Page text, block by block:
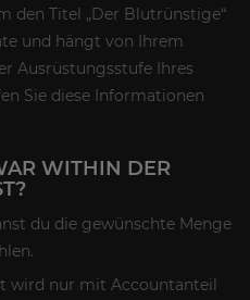
den Titel „Der Blutrünstige“
und hängt von Ihrem
Ausrüstungsstufe Ihres
Sie diese Informationen
WITHIN DER
du die gewünschte Menge
wird nur mit Accountanteil